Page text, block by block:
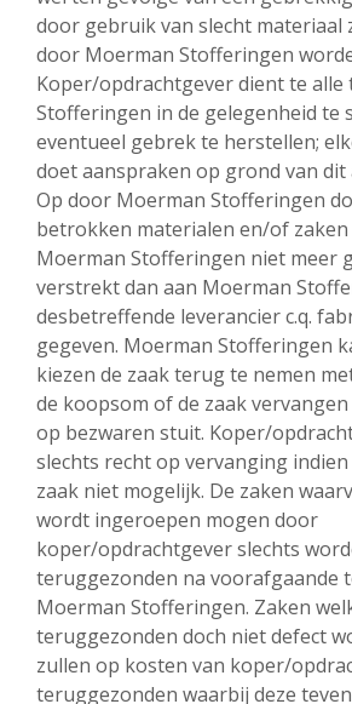
door gebruik van slecht materiaal
door Moerman Stofferingen
Koper/opdrachtgever dient te alle
Stofferingen in de gelegenheid te
eventueel gebrek te herstellen;
doet aanspraken op grond van dit
Op door Moerman Stofferingen
betrokken materialen en/of
Moerman Stofferingen niet meer
verstrekt dan aan Moerman
desbetreffende leverancier c.q.
gegeven. Moerman Stofferingen
kiezen de zaak terug te nemen
de koopsom of de zaak
op bezwaren stuit. Koper/
slechts recht op vervanging
zaak niet mogelijk. De zaken
wordt ingeroepen mogen door
koper/opdrachtgever slechts
teruggezonden na voorafgaande
Moerman Stofferingen. Zaken
teruggezonden doch niet defect
zullen op kosten van koper/
teruggezonden waarbij deze